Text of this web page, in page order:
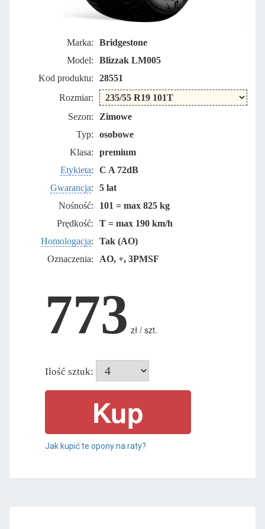
Marka:
Bridgestone
Model:
Blizzak LM005
Kod produktu:
28551
Rozmiar:
Sezon:
Zimowe
Typ:
osobowe
Klasa:
premium
Etykieta:
C A 72dB
Gwarancja:
5 lat
Nośność:
101 = max 825 kg
Prędkość:
T = max 190 km/h
Homologacja:
Tak (AO)
Oznaczenia:
AO, +, 3PMSF
773 zł / szt.
Ilość sztuk:
Jak kupić te opony na raty?